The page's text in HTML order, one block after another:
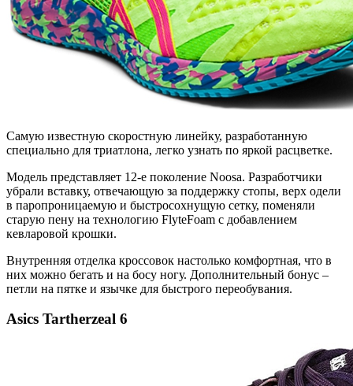
Самую известную скоростную линейку, разработанную
специально для триатлона, легко узнать по яркой расцветке.
Модель представляет 12-е поколение Noosa. Разработчики
убрали вставку, отвечающую за поддержку стопы, верх одели
в паропроницаемую и быстросохнущую сетку, поменяли
старую пену на технологию FlyteFoam с добавлением
кевларовой крошки.
Внутренняя отделка кроссовок настолько комфортная, что в
них можно бегать и на босу ногу. Дополнительный бонус –
петли на пятке и язычке для быстрого переобувания.
Asics Tartherzeal 6